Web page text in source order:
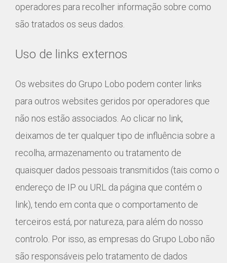
operadores para recolher informação sobre como
são tratados os seus dados.
Uso de links externos
Os websites do Grupo Lobo podem conter links
para outros websites geridos por operadores que
não nos estão associados. Ao clicar no link,
deixamos de ter qualquer tipo de influência sobre a
recolha, armazenamento ou tratamento de
quaisquer dados pessoais transmitidos (tais como o
endereço de IP ou URL da página que contém o
link), tendo em conta que o comportamento de
terceiros está, por natureza, para além do nosso
controlo. Por isso, as empresas do Grupo Lobo não
são responsáveis pelo tratamento de dados